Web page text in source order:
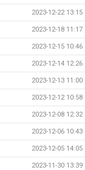
2023-12-22 13:15
2023-12-18 11:17
2023-12-15 10:46
2023-12-14 12:26
2023-12-13 11:00
2023-12-12 10:58
2023-12-08 12:32
2023-12-06 10:43
2023-12-05 14:05
2023-11-30 13:39